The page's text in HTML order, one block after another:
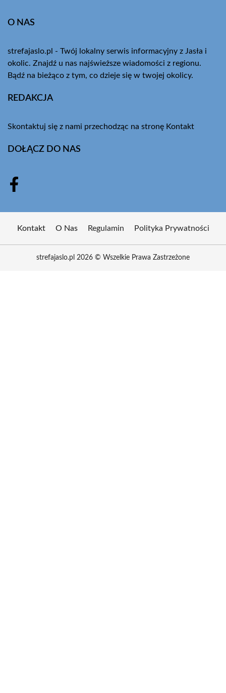
O NAS
strefajaslo.pl - Twój lokalny serwis informacyjny z Jasła i
okolic. Znajdź u nas najświeższe wiadomości z regionu.
Bądź na bieżąco z tym, co dzieje się w twojej okolicy.
REDAKCJA
Skontaktuj się z nami przechodząc na stronę Kontakt
DOŁĄCZ DO NAS
Kontakt O Nas Regulamin Polityka Prywatności
strefajaslo.pl 2026 © Wszelkie Prawa Zastrzeżone